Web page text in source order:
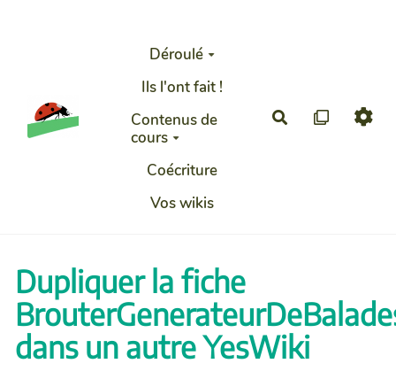
Déroulé
Ils l'ont fait !
Contenus de
cours
Coécriture
Vos wikis
Rechercher
Dupliquer la fiche
dans un autre YesWiki